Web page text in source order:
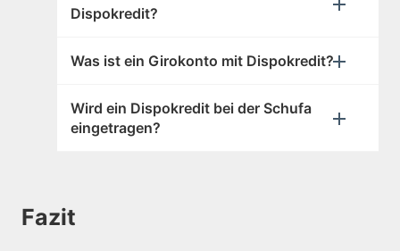
Dispokredit?
Was ist ein Girokonto mit Dispokredit?
Wird ein Dispokredit bei der Schufa
eingetragen?
Fazit